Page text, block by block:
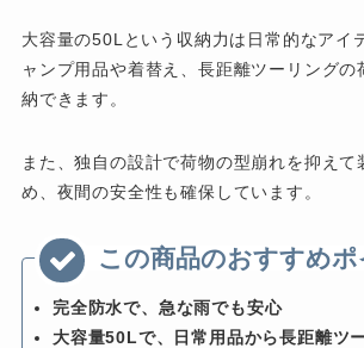
大容量の50Lという収納力は日常的なアイ
ャンプ用品や着替え、長距離ツーリングの
納できます。
また、独自の設計で荷物の型崩れを抑えて
め、夜間の安全性も確保しています。
完全防水で、急な雨でも安心
大容量50Lで、日常用品から長距離ツ